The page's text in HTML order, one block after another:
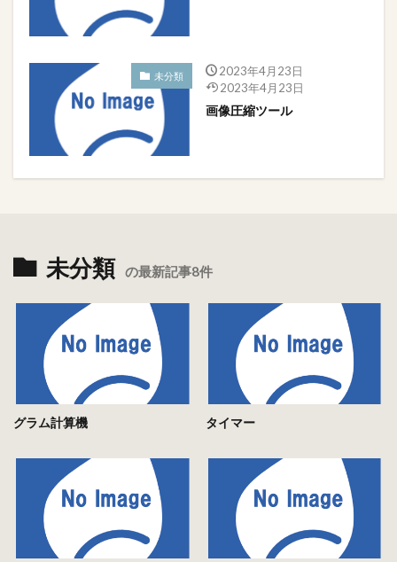
未分類
2023年4月23日
2023年4月23日
画像圧縮ツール
未分類 の最新記事8件
グラム計算機 タイマー